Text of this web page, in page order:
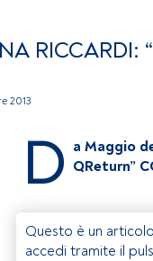
RICCARDI:
2013
D a Maggio
QReturn”
Questo è un
accedi tramite il